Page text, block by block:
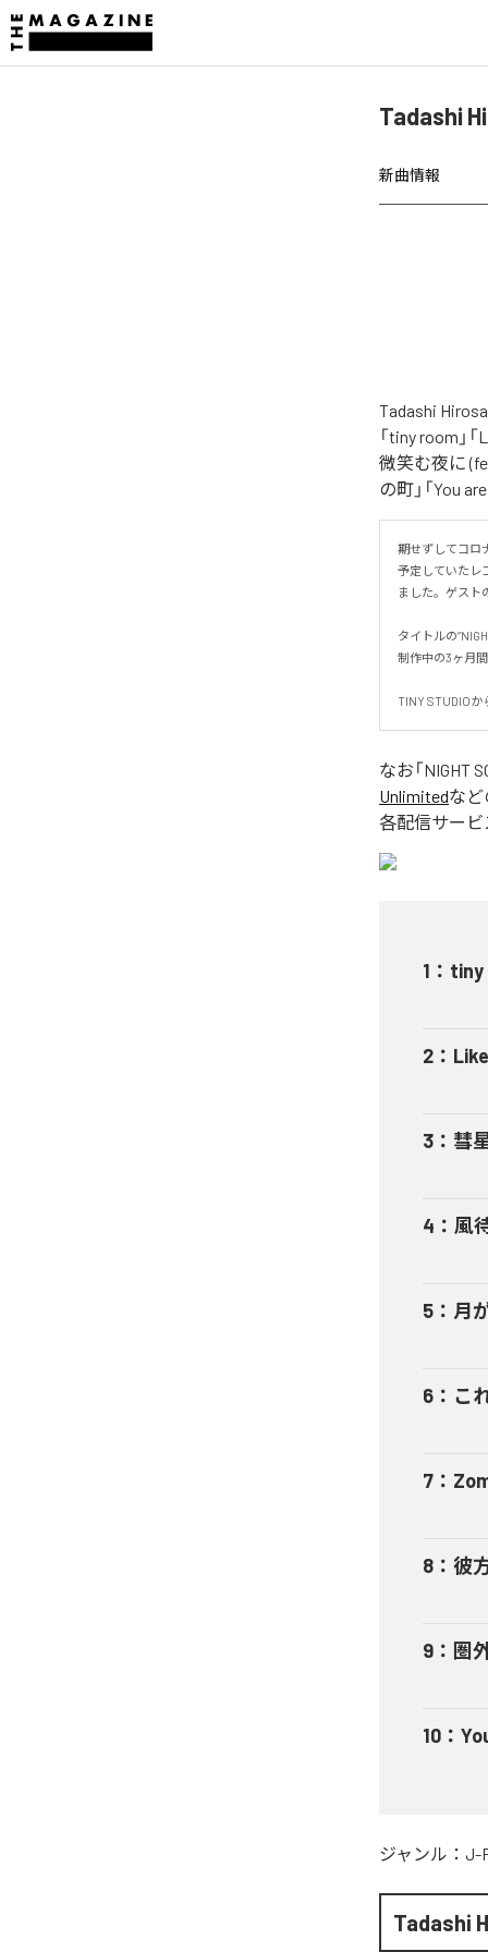
Tadashi
新曲情報
Tadashi
「tiny room」
微笑む夜に
の町」「You
期せずしてコロ
予定していたレ
ました。ゲスト
タイトルの
制作中の3ヶ月
TINY STUDIO
なお「NIGHT
Unlimitedな
各配信サービ
1 ： tiny
2 ：
3 ： 彗
4 ： 風
5 ： 月
6 ： こ
7 ：
8 ： 彼
9 ： 圏
10 ：
ジャンル： J-
Tadashi